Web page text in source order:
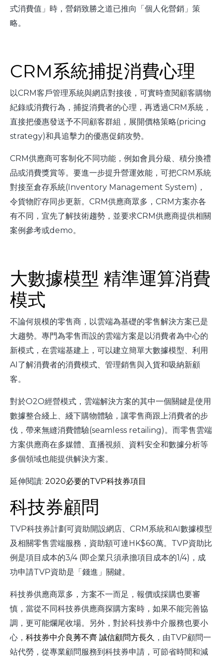
式消費值」時，營銷致勝之道已推向「個人化營銷」策
略。
CRM系統捕捉消費心理
以CRM客戶管理系統與網店對接後，可實時查閱顧客購物
紀錄或消費行為，捕捉消費者的心理，再透過CRM系統，
直接把優惠發送予不同顧客群組，展開價格策略(pricing
strategy)和具追擊力的優惠促銷攻勢。
CRM供應商可客制化不同功能，例如會員分級、積分換禮
品或消費獎賞等。要進一步提升營運效能，可把CRM系統
對接至倉存系統(Inventory Management System)，
令貨物貯存同步更新。CRM供應商眾多，CRM方案亦各
有不同，宜先了解技術趨勢，並要求CRM供應商提供相關
案例參考或demo。
大數據模型 精準運算消費
模式
不論何規模的零售商，以雲端為基礎的零售解決方案已是
大趨勢。專門為零售而設的雲端方案是以消費者為中心的
新模式，在雲端基建上，可以建立簡單大數據模型、利用
AI了解消費者的消費模式、管理銷售與入貨和吸納新顧
客。
對於O2O經營模式，雲端解決方案的其中一個關鍵是使用
數據整合綫上、綫下購物體驗，讓零售商跟上消費者的步
伐，帶來無縫消費體驗(seamless retailing)。而零售雲端
方案供應商在多媒體、直播視頻、資料安全和數據分析等
多個領域也能提供解決方案。
延伸閱讀: 2020必要的TVP科技券項目
科技券顧問
TVP科技券計劃可資助開設網店、CRM系統和AI數據模型
及相關零售雲端服務，資助額可達HK$60萬。TVP資助比
例是項目成本的3/4 (即企業只須承擔項目成本的1/4)，成
功申請TVP資助是「錢進」關鍵。
科技券供應商眾多，方案不一而足，報價或採購也要審
慎，當從不同科技券供應商探購方案時，如果不能完善協
調，更可能爛尾收場。另外，對於科技券中介服務也要小
心， 科技券中介良莠不齊 誠信顧問方長久 ，由TVP顧問一
站代勞，從專業顧問服務到科技券申請，可節省時間和減